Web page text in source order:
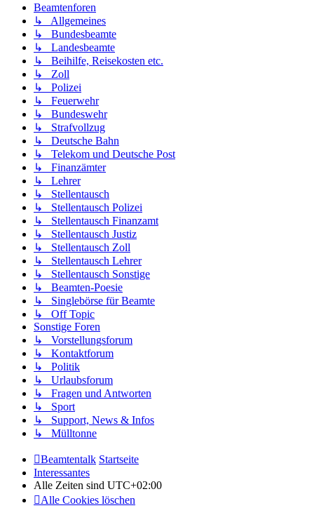
Beamtenforen
↳ Allgemeines
↳ Bundesbeamte
↳ Landesbeamte
↳ Beihilfe, Reisekosten etc.
↳ Zoll
↳ Polizei
↳ Feuerwehr
↳ Bundeswehr
↳ Strafvollzug
↳ Deutsche Bahn
↳ Telekom und Deutsche Post
↳ Finanzämter
↳ Lehrer
↳ Stellentausch
↳ Stellentausch Polizei
↳ Stellentausch Finanzamt
↳ Stellentausch Justiz
↳ Stellentausch Zoll
↳ Stellentausch Lehrer
↳ Stellentausch Sonstige
↳ Beamten-Poesie
↳ Singlebörse für Beamte
↳ Off Topic
Sonstige Foren
↳ Vorstellungsforum
↳ Kontaktforum
↳ Politik
↳ Urlaubsforum
↳ Fragen und Antworten
↳ Sport
↳ Support, News & Infos
↳ Mülltonne
Beamtentalk Startseite
Interessantes
Alle Zeiten sind UTC+02:00
Alle Cookies löschen